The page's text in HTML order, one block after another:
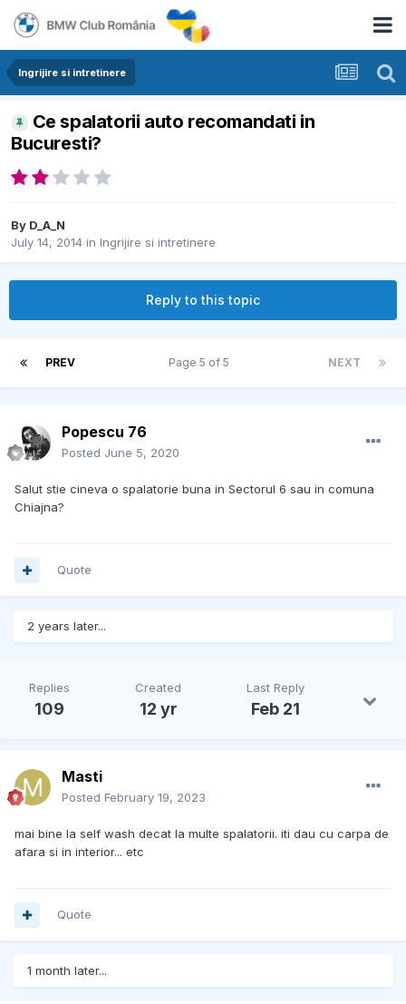
Ingrijire si intretinere
Ce spalatorii auto recomandati in
Bucuresti?
By D_A_N
July 14, 2014 in Ingrijire si intretinere
Reply to this topic
PREV NEXT
Page 5 of 5
Popescu 76
Posted June 5, 2020
Salut stie cineva o spalatorie buna in Sectorul 6 sau in comuna
Chiajna?
Quote
2 years later...
Replies
109
Created
12 yr
Last Reply
Feb 21
Masti
Posted February 19, 2023
mai bine la self wash decat la multe spalatorii. iti dau cu carpa de
afara si in interior... etc
Quote
1 month later...